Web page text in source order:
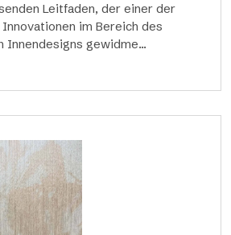
Leitfaden, der einer der
im Bereich des
Innendesigns gewidme...